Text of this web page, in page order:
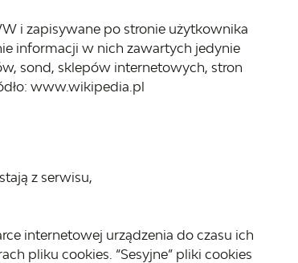
i zapisywane po stronie użytkownika
informacji w nich zawartych jedynie
sond, sklepów internetowych, stron
www.wikipedia.pl
z serwisu,
internetowej urządzenia do czasu ich
pliku cookies. “Sesyjne” pliki cookies